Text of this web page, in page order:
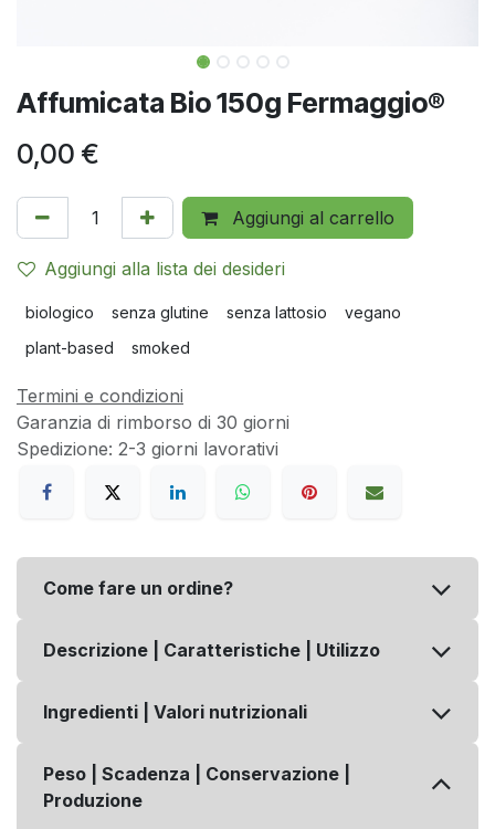
Affumicata Bio 150g Fermaggio®
0,00 €
Aggiungi al carrello
Aggiungi alla lista dei desideri
biologico senza glutine senza lattosio
vegano
plant-based
smoked
Termini e condizioni
Garanzia di rimborso di 30 giorni
Spedizione: 2-3 giorni lavorativi
Come fare un ordine?
Descrizione | Caratteristiche | Utilizzo
Ingredienti | Valori nutrizionali
Peso | Scadenza | Conservazione |
Produzione